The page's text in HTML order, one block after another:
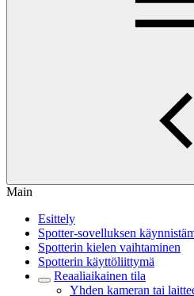
Main
Esittely
Spotter-sovelluksen
Spotterin kielen vaihtaminen
Spotterin käyttöliittymä
Reaaliaikainen tila
Yhden kameran tai